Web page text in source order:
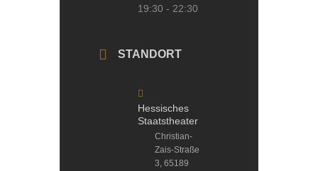
19:30 - 22:30
STANDORT
Hessisches
Staatstheater
Christian-
Zais-Straße
3, 65189